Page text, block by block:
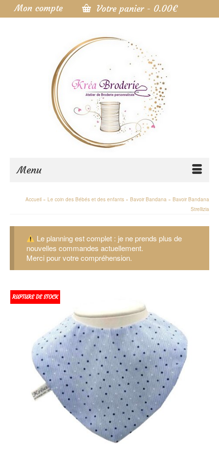
Mon compte Votre panier - 0.00€
Menu
Accueil » Le coin des Bébés et des enfants » Bavoir Bandana » Bavoir Bandana
Strellizia
Le planning est complet : je ne prends plus de
nouvelles commandes actuellement.
Merci pour votre compréhension.
RUPTURE DE STOCK